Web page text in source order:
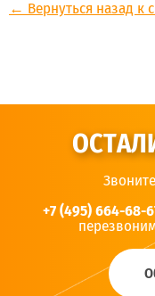
← Вернуться назад к
+7 (495) 664-68-